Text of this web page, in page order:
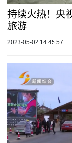
持续火热！央
旅游
2023-05-02 14:45:57